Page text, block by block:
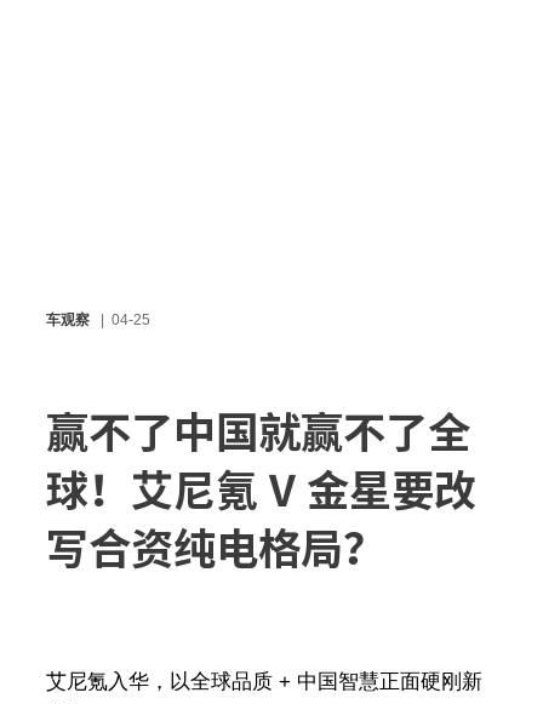
车观察 04-25
赢不了中国就赢不了全
球！艾尼氪 V 金星要改
写合资纯电格局？
艾尼氪入华，以全球品质 + 中国智慧正面硬刚新